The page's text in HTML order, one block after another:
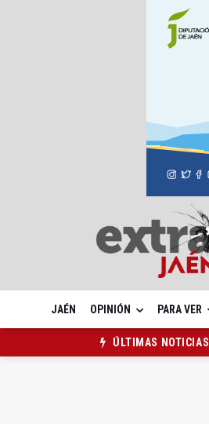
JAÉN OPINIÓN PARA VER
ÚLTIMAS NOTICIAS